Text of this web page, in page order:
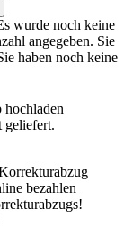
wurde noch keine
angegeben. Sie
haben noch keine
hochladen
geliefert.
bezahlen